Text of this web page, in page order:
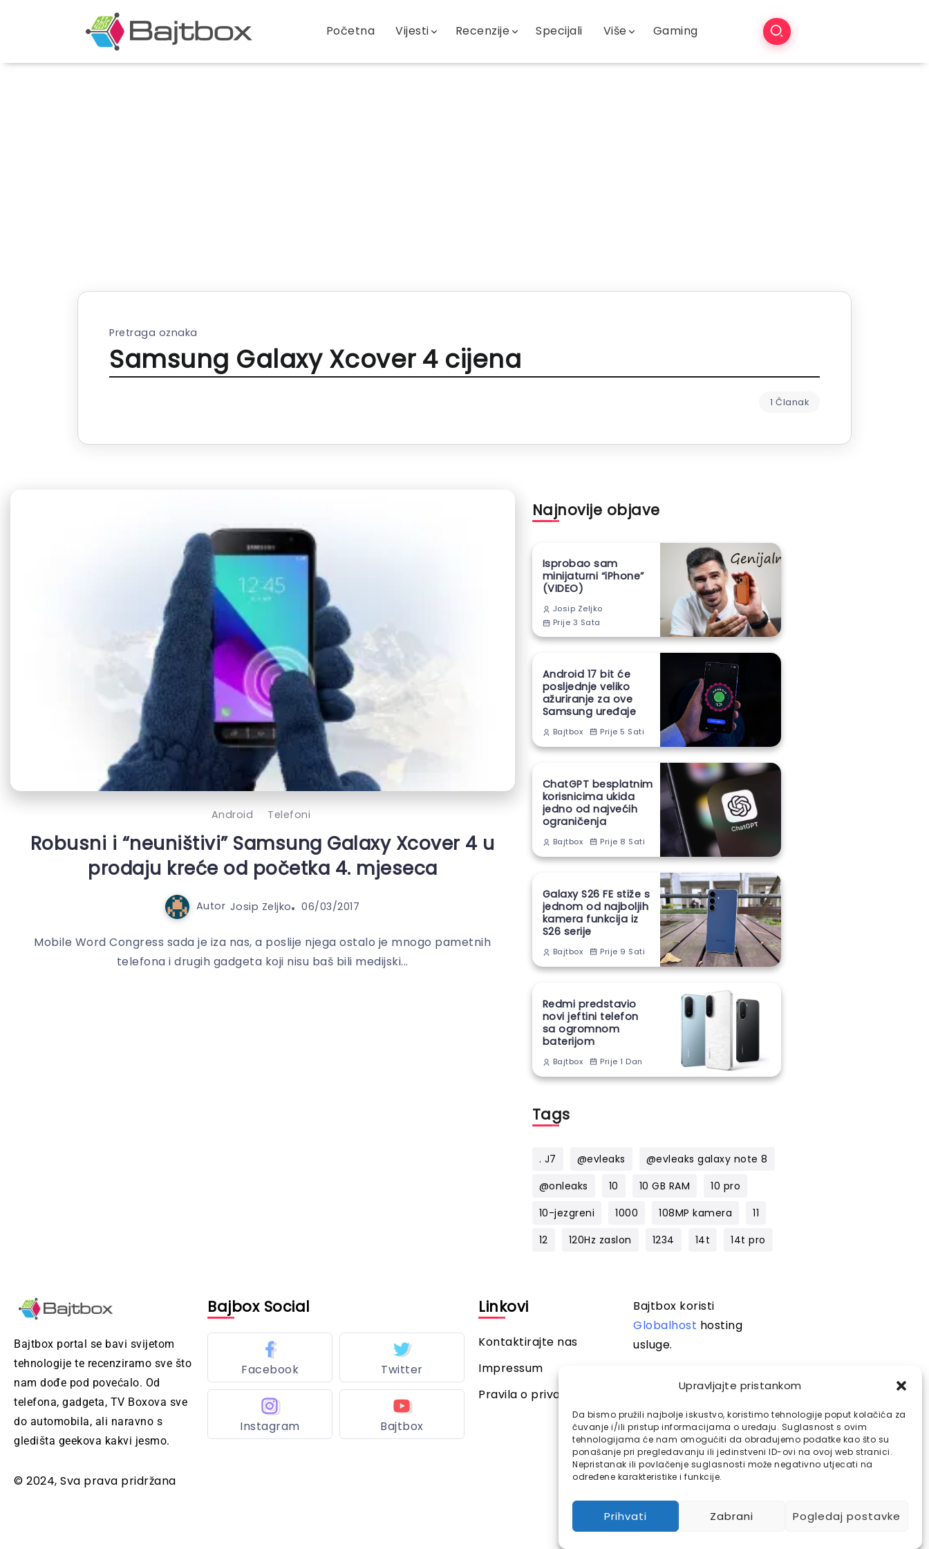
Upravljajte pristankom
Da bismo pružili najbolje iskustvo, koristimo tehnologije poput kolačića za
čuvanje i/ili pristup informacijama o uređaju. Suglasnost s ovim
tehnologijama će nam omogućiti da obrađujemo podatke kao što su
ponašanje pri pregledavanju ili jedinstveni ID-ovi na ovoj web stranici.
Nepristanak ili povlačenje suglasnosti može negativno utjecati na
određene karakteristike i funkcije.
Prihvati Zabrani Pogledaj postavke
Početna Vijesti Recenzije Specijali Više Gaming
Pretraga oznaka
Samsung Galaxy Xcover 4 cijena
1 Članak
Android Telefoni
Robusni i “neuništivi” Samsung Galaxy Xcover 4 u
prodaju kreće od početka 4. mjeseca
Autor Josip Zeljko 06/03/2017
Mobile Word Congress sada je iza nas, a poslije njega ostalo je mnogo pametnih
telefona i drugih gadgeta koji nisu baš bili medijski...
Najnovije objave
Isprobao sam
minijaturni “iPhone”
(VIDEO)
Josip Zeljko
Prije 3 Sata
Android 17 bit će
posljednje veliko
ažuriranje za ove
Samsung uređaje
Bajtbox Prije 5 Sati
ChatGPT besplatnim
korisnicima ukida
jedno od najvećih
ograničenja
Bajtbox Prije 8 Sati
Galaxy S26 FE stiže s
jednom od najboljih
kamera funkcija iz
S26 serije
Bajtbox Prije 9 Sati
Redmi predstavio
novi jeftini telefon
sa ogromnom
baterijom
Bajtbox Prije 1 Dan
Tags
. J7 @evleaks
@evleaks galaxy note 8
@onleaks
10 10 GB RAM
10 pro
10-jezgreni
1000 108MP kamera
11
12
120Hz zaslon 1234 14t 14t pro
Bajtbox portal se bavi svijetom
tehnologije te recenziramo sve što
nam dođe pod povećalo. Od
telefona, gadgeta, TV Boxova sve
do automobila, ali naravno s
gledišta geekova kakvi jesmo.
© 2024, Sva prava pridržana
Bajbox Social
Facebook Twitter
Instagram Bajtbox
Linkovi
Kontaktirajte nas
Impressum
Pravila o privatnosti
Bajtbox koristi
Globalhost hosting
usluge.